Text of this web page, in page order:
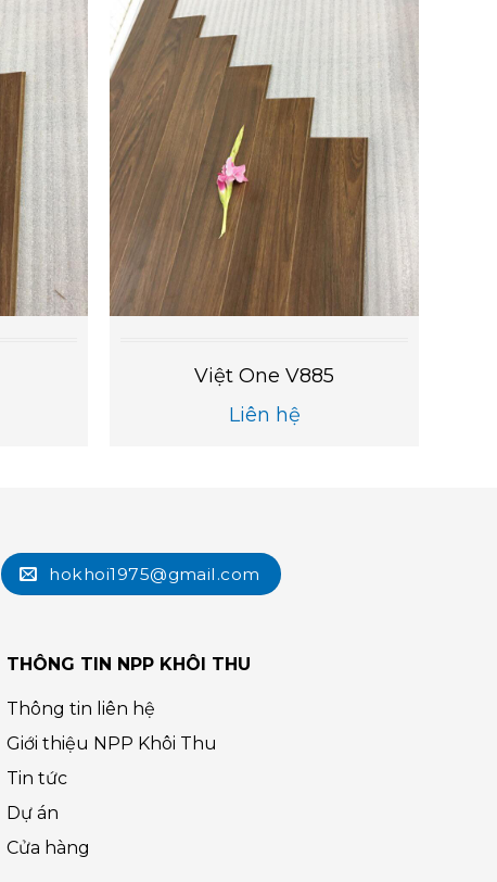
Việt One V885
Liên hệ
hokhoi1975@gmail.com
THÔNG TIN NPP KHÔI THU
Thông tin liên hệ
Giới thiệu NPP Khôi Thu
Tin tức
Dự án
Cửa hàng